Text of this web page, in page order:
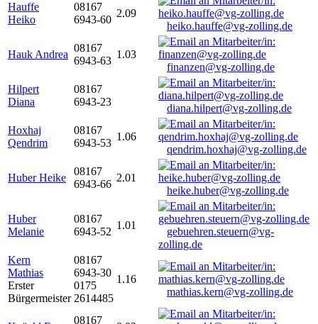
Hauffe
Heiko
08167
6943-60
2.09
heiko.hauffe@vg-zolling.de
Hauk Andrea
08167
6943-63
1.03
finanzen@vg-zolling.de
Hilpert
Diana
08167
6943-23
diana.hilpert@vg-zolling.de
Hoxhaj
Qendrim
08167
6943-53
1.06
qendrim.hoxhaj@vg-zolling.de
Huber Heike
08167
6943-66
2.01
heike.huber@vg-zolling.de
Huber
Melanie
08167
6943-52
1.01
gebuehren.steuern@vg-
zolling.de
Kern
Mathias
Erster
Bürgermeister
08167
6943-30
0175
2614485
1.16
mathias.kern@vg-zolling.de
08167